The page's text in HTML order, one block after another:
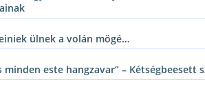
ülnek a volán mögé…
minden este hangzavar” – Kétségbeesett